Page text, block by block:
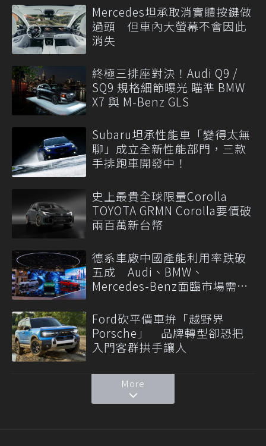
Mercedes坦承取消實體按鍵做
過頭 但車內大螢幕不會因此
消失
終極三排座對決！Audi Q9 /
SQ9 規格細節曝光 瞄準 BMW
X7 與 M-Benz GLS
Subaru坦承性能車「變得太無
聊」成立全新性能部門，三款
手排跑車開發中！
史上最貴全球限量Corolla
TOYOTA GRMN Corolla要價破
兩百萬新台幣
德系車廠中國產能利用率跌破
五成 Audi、BMW、
Mercedes-Benz面臨市場需求
Ford砍平價車拚「越野界
Porsche」 品牌轉型卻恐把
入門客群拱手讓人
More